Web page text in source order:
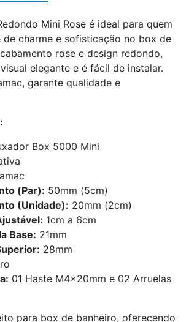
Mini Rose é ideal para quem
de charme e sofisticação no box de
rose e design redondo,
elegante e é fácil de instalar.
garante qualidade e
Box 5000 Mini
(Par): 50mm (5cm)
(Unidade): 20mm (2cm)
1cm a 6cm
Base: 21mm
28mm
01 Haste M4x20mm e 02 Arruelas
para box de banheiro, oferecendo